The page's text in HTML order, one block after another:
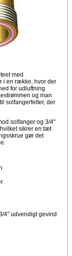
med
i en række, hvor der
for udluftning
og man
solfangerfelter, der
solfanger og 3/4"
sikrer en tæt
gør det
4" udvendigt gevind